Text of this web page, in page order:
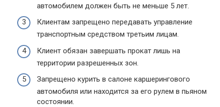
автомобилем должен быть не меньше 5 лет.
Клиентам запрещено передавать управление
транспортным средством третьим лицам.
Клиент обязан завершать прокат лишь на
территории разрешенных зон.
Запрещено курить в салоне каршерингового
автомобиля или находится за его рулем в пьяном
состоянии.